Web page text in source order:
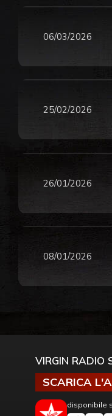
06/03/2026
25/02/2026
26/01/2026
08/01/2026
VIRGIN RADIO
SCARICA
disponibile